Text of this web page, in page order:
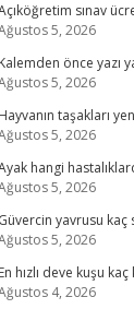
sınav
5, 2026
Kalemden önce yazı
5, 2026
Hayvanın taşakları
5, 2026
hangi
5, 2026
Güvercin yavrusu
5, 2026
En hızlı deve kuşu
4, 2026